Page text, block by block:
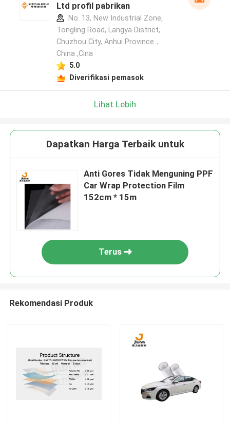
Ltd profil pabrikan
No. 13, New Industrial Zone,
Tongling Road, Langya District,
Chuzhou City, Anhui Province，
China ,Cina
5.0
Diverifikasi pemasok
Lihat Lebih
Dapatkan Harga Terbaik untuk
Anti Gores Tidak Menguning PPF
Car Wrap Protection Film
152cm * 15m
Terus
Rekomendasi Produk